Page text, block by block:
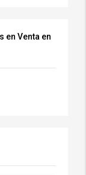
en Venta en